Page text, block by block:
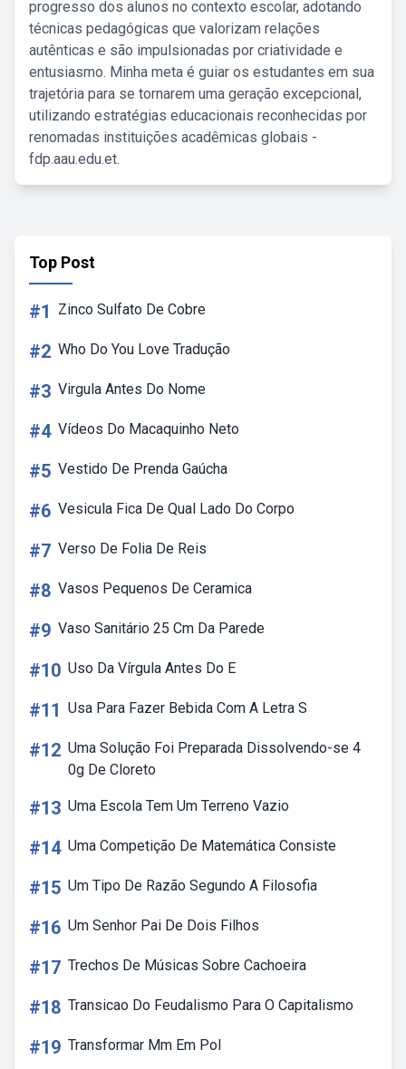
progresso dos alunos no contexto escolar, adotando
técnicas pedagógicas que valorizam relações
autênticas e são impulsionadas por criatividade e
entusiasmo. Minha meta é guiar os estudantes em sua
trajetória para se tornarem uma geração excepcional,
utilizando estratégias educacionais reconhecidas por
renomadas instituições acadêmicas globais -
fdp.aau.edu.et.
Top Post
#1 Zinco Sulfato De Cobre
#2 Who Do You Love Tradução
#3 Virgula Antes Do Nome
#4 Vídeos Do Macaquinho Neto
#5 Vestido De Prenda Gaúcha
#6 Vesicula Fica De Qual Lado Do Corpo
#7 Verso De Folia De Reis
#8 Vasos Pequenos De Ceramica
#9 Vaso Sanitário 25 Cm Da Parede
#10 Uso Da Vírgula Antes Do E
#11 Usa Para Fazer Bebida Com A Letra S
#12 Uma Solução Foi Preparada Dissolvendo-se 4
0g De Cloreto
#13 Uma Escola Tem Um Terreno Vazio
#14 Uma Competição De Matemática Consiste
#15 Um Tipo De Razão Segundo A Filosofia
#16 Um Senhor Pai De Dois Filhos
#17 Trechos De Músicas Sobre Cachoeira
#18 Transicao Do Feudalismo Para O Capitalismo
#19 Transformar Mm Em Pol